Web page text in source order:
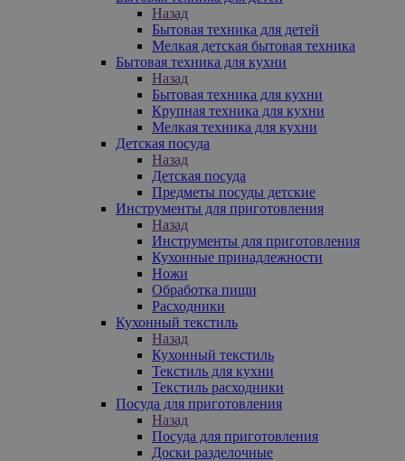
Назад
Бытовая техника для детей
Мелкая детская бытовая техника
Бытовая техника для кухни
Назад
Бытовая техника для кухни
Крупная техника для кухни
Мелкая техника для кухни
Детская посуда
Назад
Детская посуда
Предметы посуды детские
Инструменты для приготовления
Назад
Инструменты для приготовления
Кухонные принадлежности
Ножи
Обработка пищи
Расходники
Кухонный текстиль
Назад
Кухонный текстиль
Текстиль для кухни
Текстиль расходники
Посуда для приготовления
Назад
Посуда для приготовления
Доски разделочные